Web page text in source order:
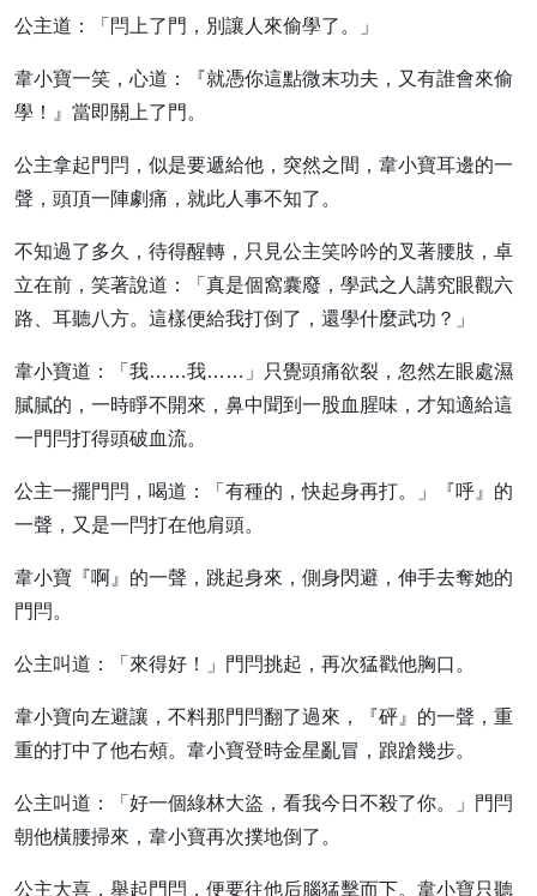
公主道：「閂上了門，別讓人來偷學了。」
韋小寶一笑，心道：『就憑你這點微末功夫，又有誰會來偷
學！』當即關上了門。
公主拿起門閂，似是要遞給他，突然之間，韋小寶耳邊的一
聲，頭頂一陣劇痛，就此人事不知了。
不知過了多久，待得醒轉，只見公主笑吟吟的叉著腰肢，卓
立在前，笑著說道：「真是個窩囊廢，學武之人講究眼觀六
路、耳聽八方。這樣便給我打倒了，還學什麼武功？」
韋小寶道：「我……我……」只覺頭痛欲裂，忽然左眼處濕
膩膩的，一時睜不開來，鼻中聞到一股血腥味，才知適給這
一門閂打得頭破血流。
公主一擺門閂，喝道：「有種的，快起身再打。」『呼』的
一聲，又是一閂打在他肩頭。
韋小寶『啊』的一聲，跳起身來，側身閃避，伸手去奪她的
門閂。
公主叫道：「來得好！」門閂挑起，再次猛戳他胸口。
韋小寶向左避讓，不料那門閂翻了過來，『砰』的一聲，重
重的打中了他右頰。韋小寶登時金星亂冒，踉蹌幾步。
公主叫道：「好一個綠林大盜，看我今日不殺了你。」門閂
朝他橫腰掃來，韋小寶再次撲地倒了。
公主大喜，舉起門閂，便要往他后腦猛擊而下。韋小寶只聽